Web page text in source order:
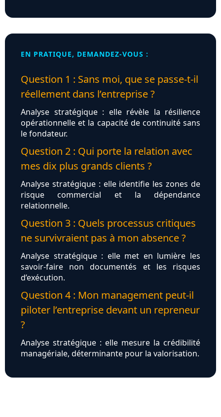
EN PRATIQUE, DEMANDEZ-VOUS :
Question 1 : Sans moi, que se passe-t-il
réellement dans l’entreprise ?
Analyse stratégique : elle révèle la résilience
opérationnelle et la capacité de continuité sans
le fondateur.
Question 2 : Qui porte la relation avec
mes dix plus grands clients ?
Analyse stratégique : elle identifie les zones de
risque commercial et la dépendance
relationnelle.
Question 3 : Quels processus critiques
ne survivraient pas à mon absence ?
Analyse stratégique : elle met en lumière les
savoir-faire non documentés et les risques
d’exécution.
Question 4 : Mon management peut-il
piloter l’entreprise devant un repreneur
?
Analyse stratégique : elle mesure la crédibilité
managériale, déterminante pour la valorisation.